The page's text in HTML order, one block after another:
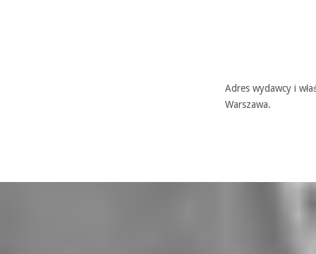
Adres wydawcy i
Warszawa.